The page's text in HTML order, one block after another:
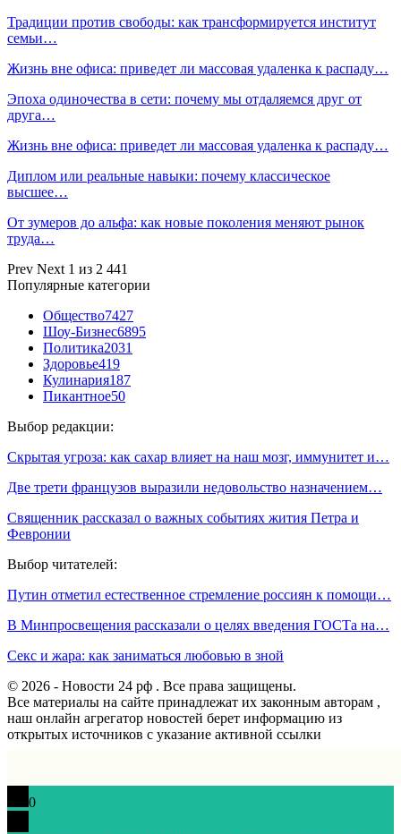
Традиции против свободы: как трансформируется институт
семьи…
Жизнь вне офиса: приведет ли массовая удаленка к распаду…
Эпоха одиночества в сети: почему мы отдаляемся друг от
друга…
Жизнь вне офиса: приведет ли массовая удаленка к распаду…
Диплом или реальные навыки: почему классическое
высшее…
От зумеров до альфа: как новые поколения меняют рынок
труда…
Prev Next 1 из 2 441
Популярные категории
Общество7427
Шоу-Бизнес6895
Политика2031
Здоровье419
Кулинария187
Пикантное50
Выбор редакции:
Скрытая угроза: как сахар влияет на наш мозг, иммунитет и…
Две трети французов выразили недовольство назначением…
Священник рассказал о важных событиях жития Петра и
Февронии
Выбор читателей:
Путин отметил естественное стремление россиян к помощи…
В Минпросвещения рассказали о целях введения ГОСТа на…
Секс и жара: как заниматься любовью в зной
© 2026 - Новости 24 рф . Все права защищены.
Все материалы на сайте принадлежат их законным авторам ,
наш онлайн агрегатор новостей берет информацию из
открытых источников с указание активной ссылки
0